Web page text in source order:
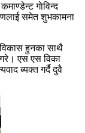
गाेविन्द
समेत शुभकामना
विकास हुनका साथै
गरे। एस एस विका
ब्यक्त गर्दै दुवै